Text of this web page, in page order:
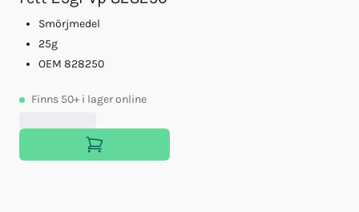
Smörjmedel
25g
OEM 828250
Finns 50+ i lager online